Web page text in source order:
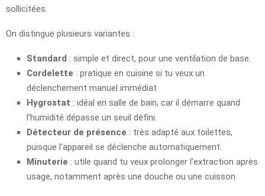
sollicitées.
On distingue plusieurs variantes :
Standard : simple et direct, pour une ventilation de base.
Cordelette : pratique en cuisine si tu veux un
déclenchement manuel immédiat.
Hygrostat : idéal en salle de bain, car il démarre quand
l’humidité dépasse un seuil défini.
Détecteur de présence : très adapté aux toilettes,
puisque l’appareil se déclenche automatiquement.
Minuterie : utile quand tu veux prolonger l’extraction après
usage, notamment après une douche ou une cuisson.